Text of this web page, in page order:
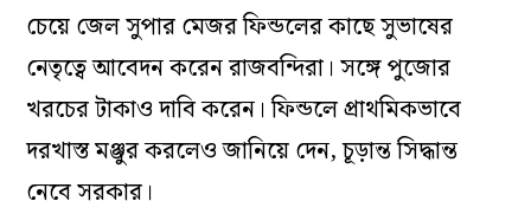
চেয়ে জেল সুপার মেজর ফিন্ডলের কাছে সুভাষের
নেতৃত্বে আবেদন করেন রাজবন্দিরা। সঙ্গে পুজোর
খরচের টাকাও দাবি করেন। ফিন্ডলে প্রাথমিকভাবে
দরখাস্ত মঞ্জুর করলেও জানিয়ে দেন, চূড়ান্ত সিদ্ধান্ত
নেবে সরকার।